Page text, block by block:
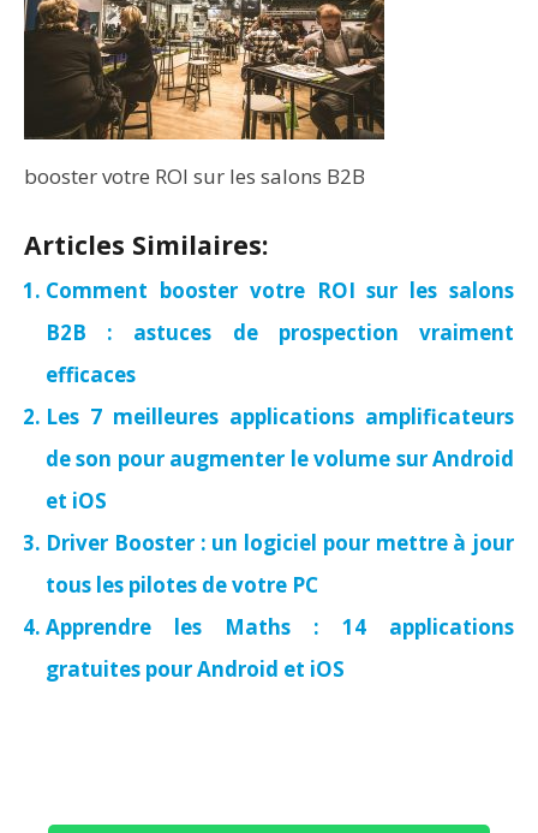
booster votre ROI sur les salons B2B
Articles Similaires:
Comment booster votre ROI sur les salons
B2B : astuces de prospection vraiment
efficaces
Les 7 meilleures applications amplificateurs
de son pour augmenter le volume sur Android
et iOS
Driver Booster : un logiciel pour mettre à jour
tous les pilotes de votre PC
Apprendre les Maths : 14 applications
gratuites pour Android et iOS